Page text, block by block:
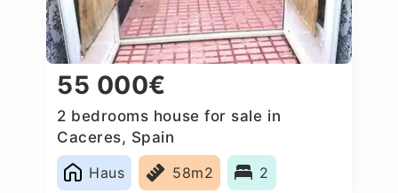
55 000€
2 bedrooms house for sale in
Caceres‎, Spain
Haus
58m2 2